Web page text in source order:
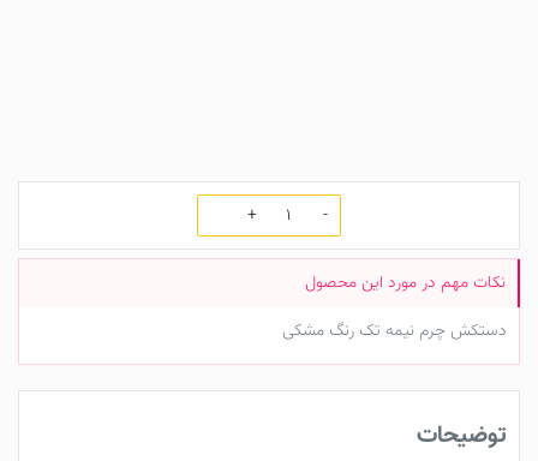
دستکش چرم نیمه تک رنگ مشکی
توضیحات